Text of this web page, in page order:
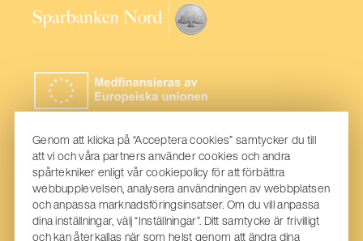
ett
nytt
(Öppnas
nytt
fönster)
Genom att klicka på “Acceptera cookies” samtycker du till
att vi och våra partners använder cookies och andra
spårtekniker enligt vår cookiepolicy för att förbättra
webbupplevelsen, analysera användningen av webbplatsen
och anpassa marknadsföringsinsatser. Om du vill anpassa
dina inställningar, välj “Inställningar”. Ditt samtycke är frivilligt
och kan återkallas när som helst genom att ändra dina